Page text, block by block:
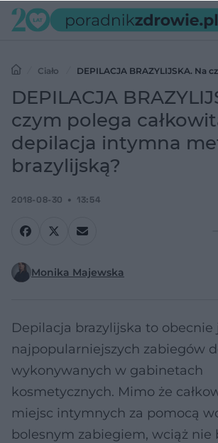
Ciało
DEPILACJA BRAZYLIJSKA. Na
depilacja intymna metodą brazylijską?
DEPILACJA
czym polega
depilacja intymna
brazylijską?
2018-08-30 13:54
Monika Majewska
Depilacja brazylijska to obecnie
najpopularniejszych zabiegów
wykonywanych w gabinetach
kosmetycznych. Mimo że
miejsc intymnych za pomocą
bolesnym zabiegiem, wciąż nie